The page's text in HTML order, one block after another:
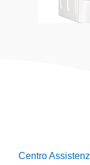
Centro